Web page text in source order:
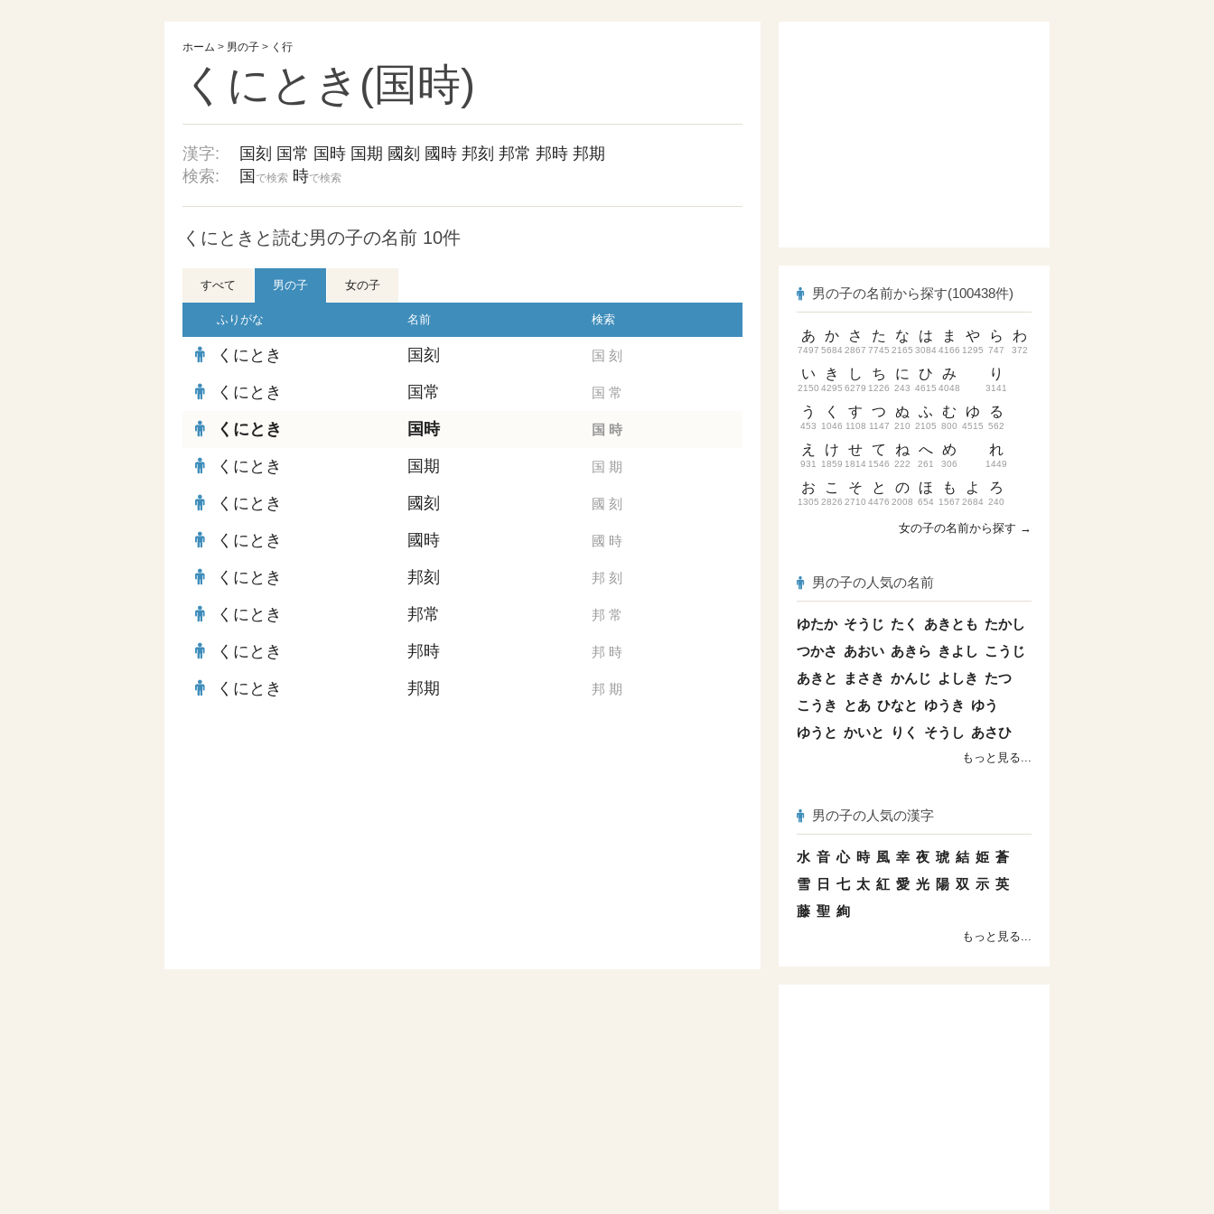
ホーム > 男の子 > く行
くにとき(国時)
漢字: 国刻 国常 国時 国期 國刻 國時 邦刻 邦常 邦時 邦期
検索:
国 で検索 時で検索
くにときと読む男の子の名前 10件
すべて 男の子 女の子
ふりがな 名前 検索
くにとき 国刻 国 刻
くにとき 国常 国 常
くにとき 国時 国 時
くにとき 国期 国 期
くにとき 國刻 國 刻
くにとき 國時 國 時
くにとき 邦刻 邦 刻
くにとき 邦常 邦 常
くにとき 邦時 邦 時
くにとき 邦期 邦 期
男の子の名前から探す(100438件)
あ
7497
い
2150
う
453
え
931
お
1305
か
5684
き
4295
く
1046
け
1859
こ
2826
さ
2867
し
6279
す
1108
せ
1814
そ
2710
た
7745
ち
1226
つ
1147
て
1546
と
4476
な
2165
に
243
ぬ
210
ね
222
の
2008
は
3084
ひ
4615
ふ
2105
へ
261
ほ
654
ま
4166
み
4048
む
800
め
306
も
1567
や
1295
ゆ
4515
よ
2684
ら
747
り
3141
る
562
れ
1449
ろ
240
わ
372
女の子の名前から探す →
男の子の人気の名前
ゆたか そうじ たく あきとも たかし
つかさ あおい あきら きよし こうじ
あきと
まさき かんじ よしき たつ
こうき
とあ ひなと ゆうき ゆう
ゆうと かいと りく そうし あさひ
もっと見る...
男の子の人気の漢字
水 音 心 時 風 幸 夜 琥 結 姫 蒼
雪
日 七 太 紅 愛 光 陽 双 示 英
藤 聖 絢
もっと見る...